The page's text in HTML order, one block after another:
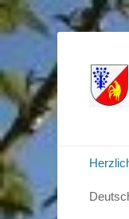
Inhalt
springen